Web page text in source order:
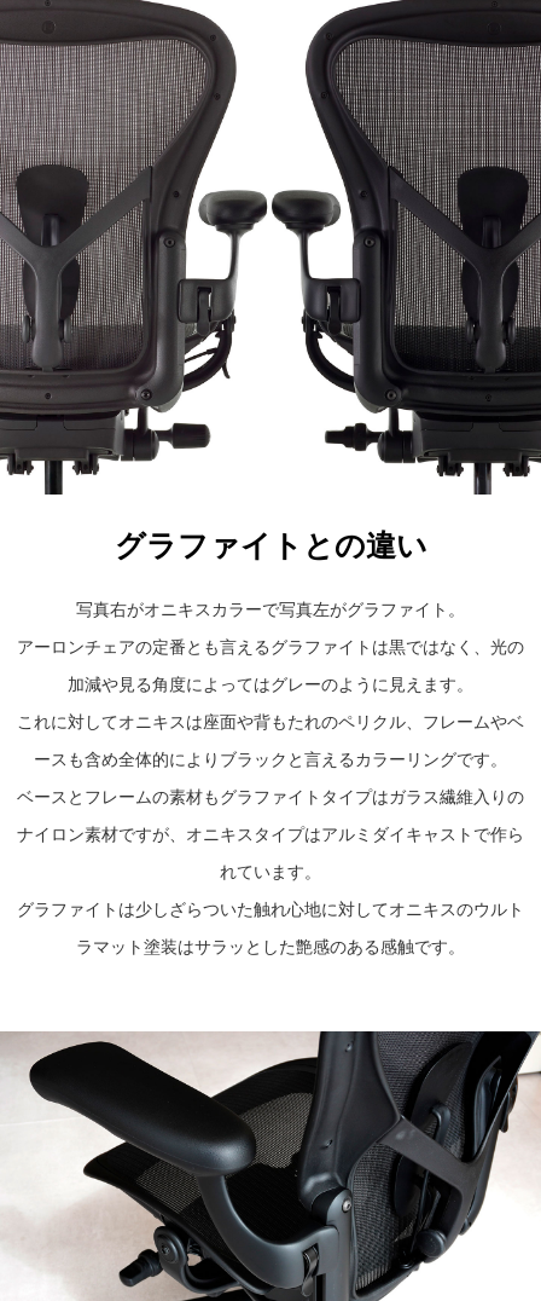
グラファイトとの違い
写真右がオニキスカラーで写真左がグラファイト。
アーロンチェアの定番とも言えるグラファイトは黒ではなく、光の
加減や見る角度によってはグレーのように見えます。
これに対してオニキスは座面や背もたれのペリクル、フレームやベ
ースも含め全体的によりブラックと言えるカラーリングです。
ベースとフレームの素材もグラファイトタイプはガラス繊維入りの
ナイロン素材ですが、オニキスタイプはアルミダイキャストで作ら
れています。
グラファイトは少しざらついた触れ心地に対してオニキスのウルト
ラマット塗装はサラッとした艶感のある感触です。